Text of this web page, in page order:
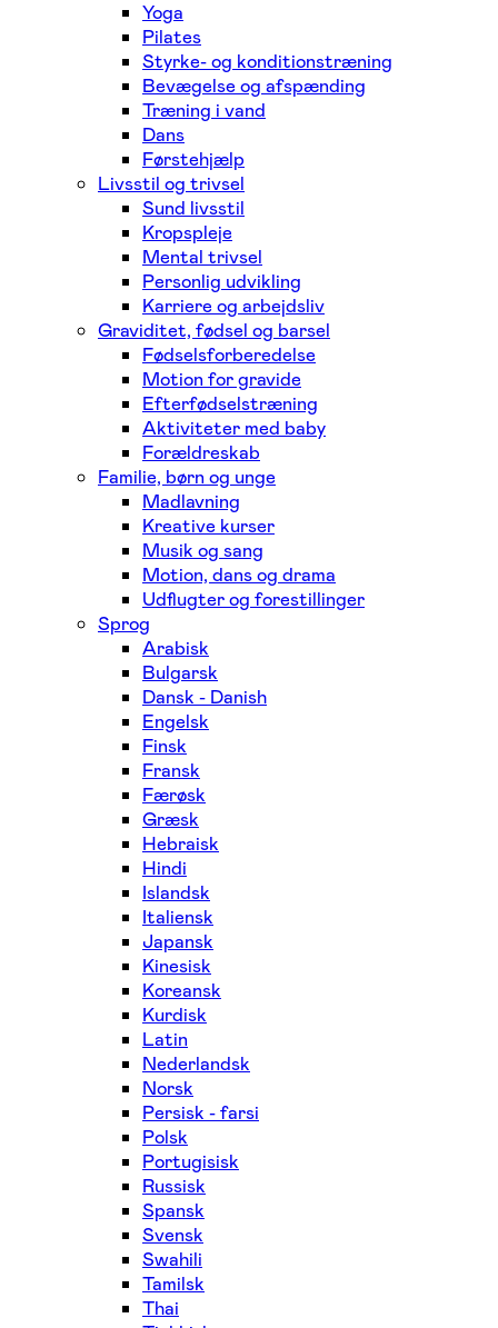
Yoga
Pilates
Styrke- og konditionstræning
Bevægelse og afspænding
Træning i vand
Dans
Førstehjælp
Livsstil og trivsel
Sund livsstil
Kropspleje
Mental trivsel
Personlig udvikling
Karriere og arbejdsliv
Graviditet, fødsel og barsel
Fødselsforberedelse
Motion for gravide
Efterfødselstræning
Aktiviteter med baby
Forældreskab
Familie, børn og unge
Madlavning
Kreative kurser
Musik og sang
Motion, dans og drama
Udflugter og forestillinger
Sprog
Arabisk
Bulgarsk
Dansk - Danish
Engelsk
Finsk
Fransk
Færøsk
Græsk
Hebraisk
Hindi
Islandsk
Italiensk
Japansk
Kinesisk
Koreansk
Kurdisk
Latin
Nederlandsk
Norsk
Persisk - farsi
Polsk
Portugisisk
Russisk
Spansk
Svensk
Swahili
Tamilsk
Thai